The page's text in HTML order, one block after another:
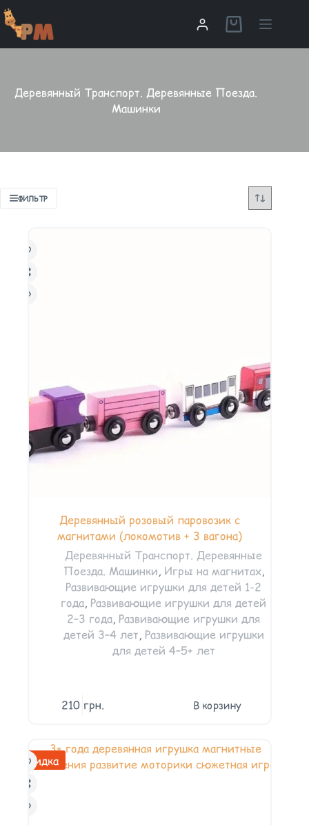
Деревянный Транспорт. Деревянные Поезда.
Машинки
ФИЛЬТР
Деревянный розовый паровозик с
магнитами (локомотив + 3 вагона)
Деревянный Транспорт. Деревянные
Поезда. Машинки, Игры на магнитах,
Развивающие игрушки для детей 1-2
года, Развивающие игрушки для детей
2–3 года, Развивающие игрушки для
детей 3–4 лет, Развивающие игрушки
для детей 4–5+ лет
210 грн. В корзину
Скидка